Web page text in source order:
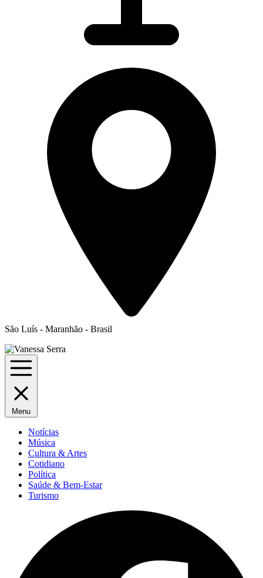
São Luís - Maranhão - Brasil
Menu
Notícias
Música
Cultura & Artes
Cotidiano
Política
Saúde & Bem-Estar
Turismo